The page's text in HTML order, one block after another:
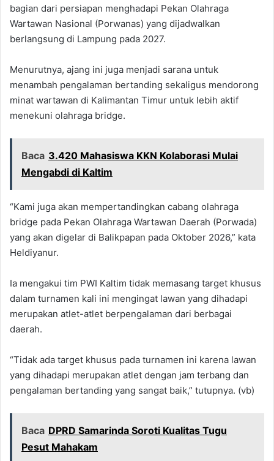
bagian dari persiapan menghadapi Pekan Olahraga
Wartawan Nasional (Porwanas) yang dijadwalkan
berlangsung di Lampung pada 2027.
Menurutnya, ajang ini juga menjadi sarana untuk
menambah pengalaman bertanding sekaligus mendorong
minat wartawan di Kalimantan Timur untuk lebih aktif
menekuni olahraga bridge.
Baca 3.420 Mahasiswa KKN Kolaborasi Mulai
Mengabdi di Kaltim
“Kami juga akan mempertandingkan cabang olahraga
bridge pada Pekan Olahraga Wartawan Daerah (Porwada)
yang akan digelar di Balikpapan pada Oktober 2026,” kata
Heldiyanur.
Ia mengakui tim PWI Kaltim tidak memasang target khusus
dalam turnamen kali ini mengingat lawan yang dihadapi
merupakan atlet-atlet berpengalaman dari berbagai
daerah.
“Tidak ada target khusus pada turnamen ini karena lawan
yang dihadapi merupakan atlet dengan jam terbang dan
pengalaman bertanding yang sangat baik,” tutupnya. (vb)
Baca DPRD Samarinda Soroti Kualitas Tugu
Pesut Mahakam